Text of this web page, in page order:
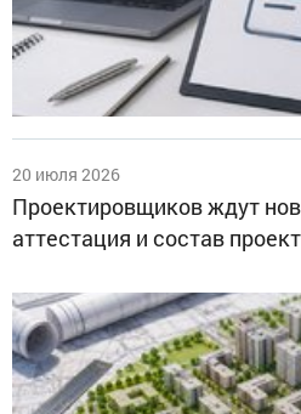
20 июля 2026
Проектировщиков ждут
аттестация и состав